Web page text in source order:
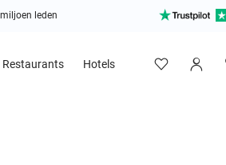
leden
Restaurants Hotels